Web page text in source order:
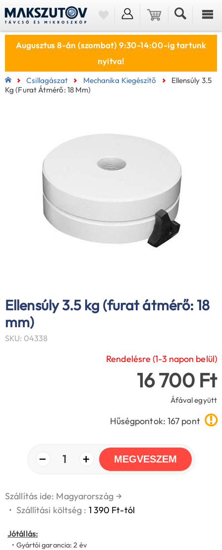
Augusztus 8-án (szombat) 9:30-14:00-ig tartunk
nyitva!
Csillagászat Mechanika Kiegészítő
Ellensúly 3.5
Kg (furat Átmérő: 18 Mm)
Ellensúly 3.5 kg (furat átmérő: 18
mm)
SKU: 04338
Rendelésre (1-3 napon belül)
16 700 Ft
Áfával együtt
Hűségpontok: 167 pont
− 1 + MEGVESZEM
Szállítás ide: Magyarország →
• Szállítási költség : 1 390 Ft-tól
Jótállás:
• Gyártói garancia: 2 év